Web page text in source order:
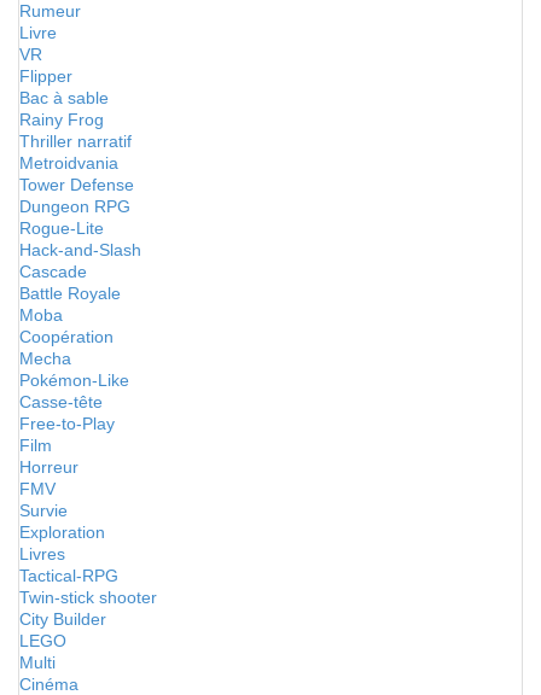
Rumeur
Livre
VR
Flipper
Bac à sable
Rainy Frog
Thriller narratif
Metroidvania
Tower Defense
Dungeon RPG
Rogue-Lite
Hack-and-Slash
Cascade
Battle Royale
Moba
Coopération
Mecha
Pokémon-Like
Casse-tête
Free-to-Play
Film
Horreur
FMV
Survie
Exploration
Livres
Tactical-RPG
Twin-stick shooter
City Builder
LEGO
Multi
Cinéma